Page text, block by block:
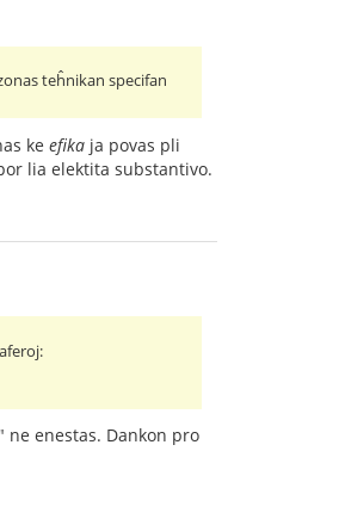
teĥnikan specifan
ke efika ja povas pli
lia elektita substantivo.
enestas. Dankon pro